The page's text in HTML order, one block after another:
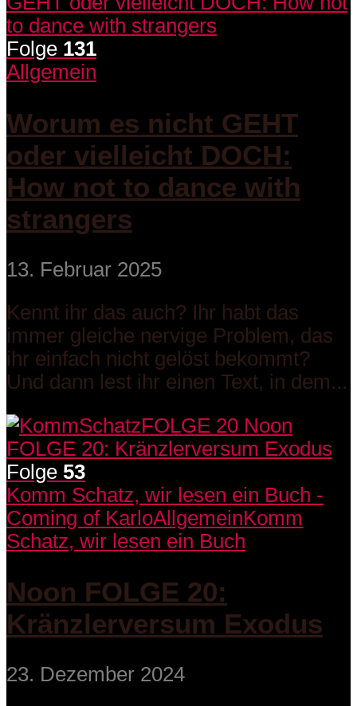
Folge 131
Allgemein
Worum es nicht GEHT
oder vielleicht DOCH:
How not to dance with
strangers
13. Februar 2025
Kennt ihr das auch? Ihr habt das
immer gleiche nervige Problem, das
ihr einfach nicht gelöst bekommt?
Und dann lest ihr einen Text, in dem...
Folge 53
Komm Schatz, wir lesen ein Buch -
Coming of KarloAllgemeinKomm
Schatz, wir lesen ein Buch
Noon FOLGE 20:
Kränzlerversum Exodus
23. Dezember 2024